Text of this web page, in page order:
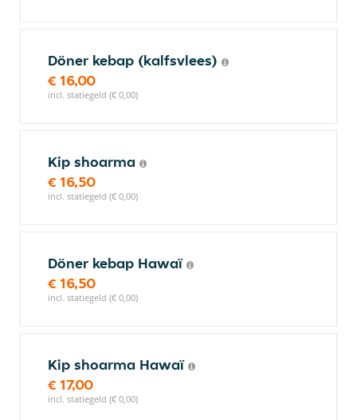
Döner kebap (kalfsvlees)
€ 16,00
incl. statiegeld (€ 0,00)
Kip shoarma
€ 16,50
incl. statiegeld (€ 0,00)
Döner kebap Hawaï
€ 16,50
incl. statiegeld (€ 0,00)
Kip shoarma Hawaï
€ 17,00
incl. statiegeld (€ 0,00)